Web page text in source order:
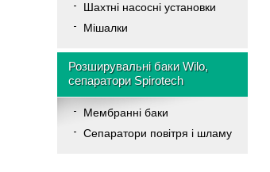
Шахтні насосні установки
Мішалки
Розширувальні баки Wilo,
сепаратори Spirotech
Мембранні баки
Cепаратори повітря і шламу